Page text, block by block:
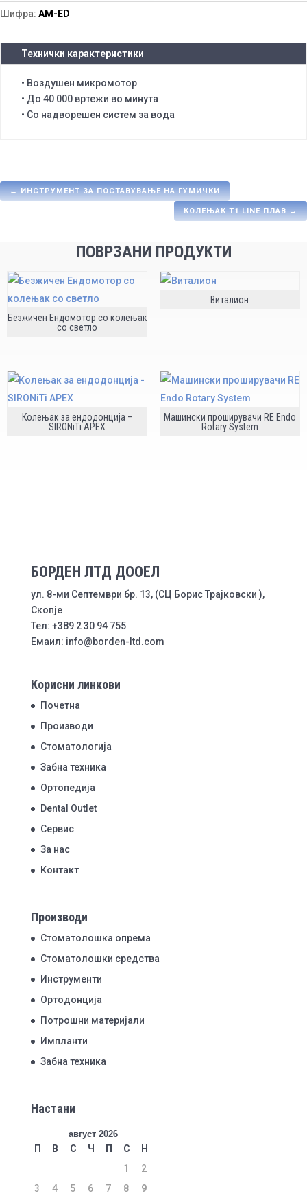
Шифра: АМ-ЕD
Технички карактеристики
• Воздушен микромотор
• До 40 000 вртежи во минута
• Со надворешен систем за вода
←ИНСТРУМЕНТ ЗА ПОСТАВУВАЊЕ НА ГУМИЧКИ
КОЛЕЊАК Т1 LINE ПЛАВ→
ПОВРЗАНИ ПРОДУКТИ
Безжичен Ендомотор со колењак
со светло
Виталион
Колењак за ендодонција –
SIRONiTi APEX
Машински проширувачи RE Endo
Rotary System
БОРДЕН ЛТД ДООЕЛ
ул. 8-ми Септември бр. 13, (СЦ Борис Трајковски ),
Скопје
Тел: +389 2 30 94 755
Емаил: info@borden-ltd.com
Корисни линкови
Почетна
Производи
Стоматологија
Забна техника
Ортопедија
Dental Outlet
Сервис
За нас
Контакт
Производи
Стоматолошка опрема
Стоматолошки средства
Инструменти
Ортодонција
Потрошни материјали
Импланти
Забна техника
Настани
август 2026
П В С Ч П С
Н
1
2
3
4 5 6 7 8 9